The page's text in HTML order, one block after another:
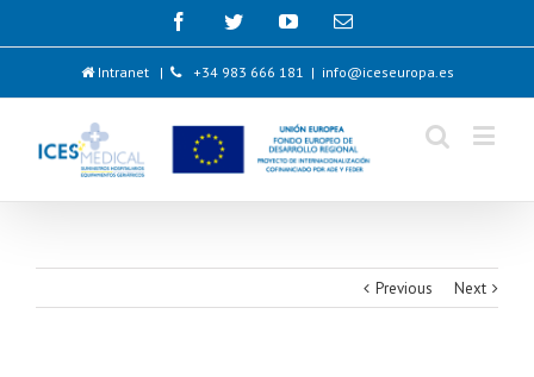
Intranet | +34 983 666 181 | info@iceseuropa.es
Previous Next